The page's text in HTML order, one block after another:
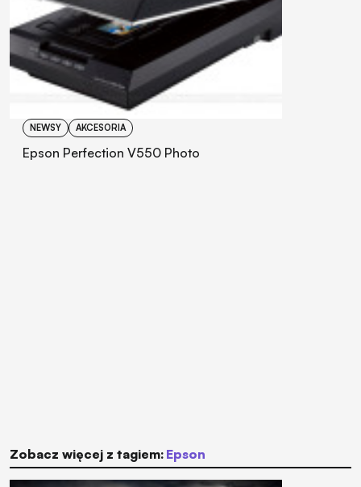
NEWSY AKCESORIA
Epson Perfection V550 Photo
Zobacz więcej z tagiem: Epson